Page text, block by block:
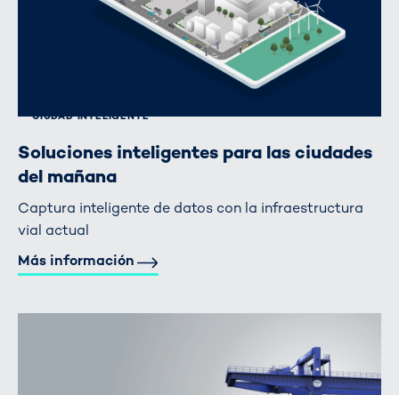
CIUDAD INTELIGENTE
Soluciones inteligentes para las ciudades
del mañana
Captura inteligente de datos con la infraestructura
vial actual
Más información